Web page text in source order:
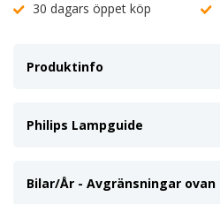
Pris per styck.
Kolla dina lampor här
30 dagars öppet köp
Produktinfo
Philips Lampguide
Bilar/År - Avgränsningar ovan